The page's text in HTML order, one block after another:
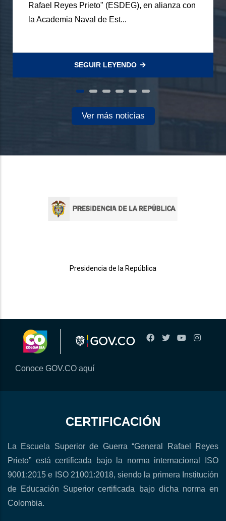
Rafael Reyes Prieto" (ESDEG), en alianza con
la Academia Naval de Est...
SEGUIR LEYENDO
Ver más noticias
Presidencia de la República
Conoce GOV.CO aquí
CERTIFICACIÓN
La Escuela Superior de Guerra “General Rafael Reyes
Prieto” está certificada bajo la norma internacional ISO
9001:2015 e ISO 21001:2018, siendo la primera Institución
de Educación Superior certificada bajo dicha norma en
Colombia.